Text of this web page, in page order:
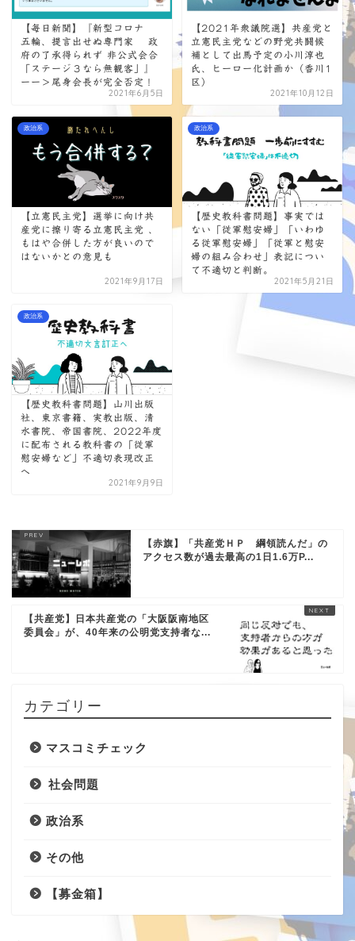
【毎日新聞】『新型コロナ
五輪、提言出せぬ専門家 政
府の了承得られず 非公式会合
「ステージ３なら無観客」』
ーー＞尾身会長が完全否定！
2021年6月5日
【2021年衆議院選】共産党と
立憲民主党などの野党共闘候
補として出馬予定の小川淳也
氏、ヒーロー化計画か（香川1
区）
2021年10月12日
政治系
【立憲民主党】選挙に向け共
産党に擦り寄る立憲民主党 、
もはや合併した方が良いので
はないかとの意見も
2021年9月17日
政治系
【歴史教科書問題】事実では
ない「従軍慰安婦」「いわゆ
る従軍慰安婦」「従軍と慰安
婦の組み合わせ」表記につい
て不適切と判断。
2021年5月21日
政治系
【歴史教科書問題】山川出版
社、東京書籍、実教出版、清
水書院、帝国書院、2022年度
に配布される教科書の「従軍
慰安婦など」不適切表現改正
へ
2021年9月9日
【赤旗】「共産党ＨＰ 綱領読んだ」の
アクセス数が過去最高の1日1.6万P...
【共産党】日本共産党の「大阪阪南地区
委員会」が、40年来の公明党支持者な...
カテゴリー
マスコミチェック
社会問題
政治系
その他
【募金箱】